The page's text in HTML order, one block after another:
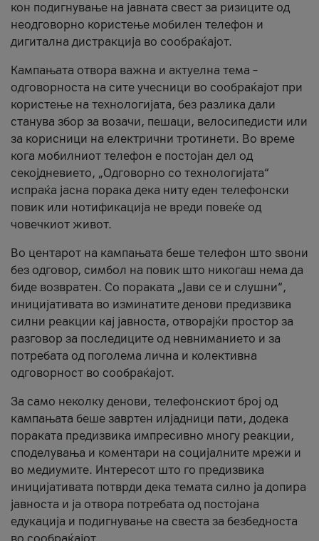
кон подигнување на јавната свест за ризиците од
неодговорно користење мобилен телефон и
дигитална дистракција во сообраќајот.
Кампањата отвора важна и актуелна тема –
одговорноста на сите учесници во сообраќајот при
користење на технологијата, без разлика дали
станува збор за возачи, пешаци, велосипедисти или
за корисници на електрични тротинети. Во време
кога мобилниот телефон е постојан дел од
секојдневието, „Одговорно со технологијата“
испраќа јасна порака дека ниту еден телефонски
повик или нотификација не вреди повеќе од
човечкиот живот.
Во центарот на кампањата беше телефон што ѕвони
без одговор, симбол на повик што никогаш нема да
биде возвратен. Со пораката „Јави се и слушни“,
иницијативата во изминатите денови предизвика
силни реакции кај јавноста, отворајќи простор за
разговор за последиците од невниманието и за
потребата од поголема лична и колективна
одговорност во сообраќајот.
За само неколку денови, телефонскиот број од
кампањата беше завртен илјадници пати, додека
пораката предизвика импресивно многу реакции,
споделувања и коментари на социјалните мрежи и
во медиумите. Интересот што го предизвика
иницијативата потврди дека темата силно ја допира
јавноста и ја отвора потребата од постојана
едукација и подигнување на свеста за безбедноста